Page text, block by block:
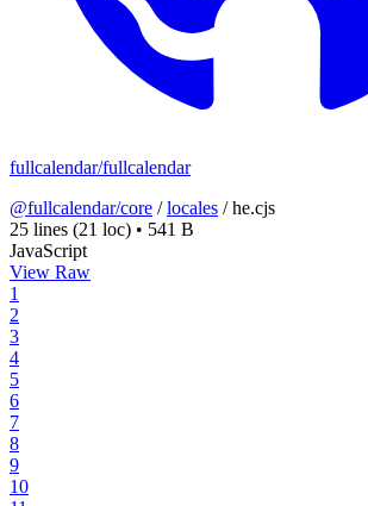
fullcalendar/fullcalendar
@fullcalendar/core /locales /he.cjs
25 lines (21 loc) • 541 B
JavaScript
View Raw
1
2
3
4
5
6
7
8
9
10